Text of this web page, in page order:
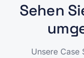
Sehen
Unsere Case